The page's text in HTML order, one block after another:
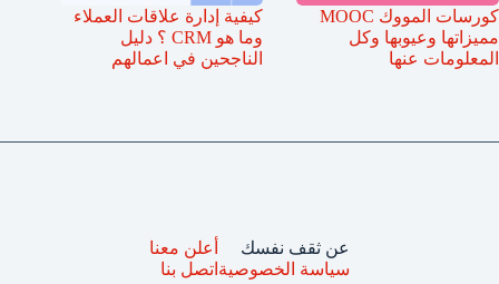
كورسات المووك MOOC
مميزاتها وعيوبها وكل
المعلومات عنها
كيفية إدارة علاقات العملاء
وما هو CRM ؟ دليل
الناجحين في اعمالهم
عن ثقف نفسك
سياسة الخصوصية
أعلن معنا
اتصل بنا